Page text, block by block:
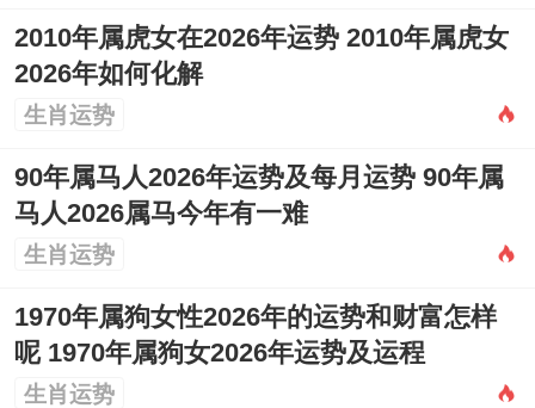
2010年属虎女在2026年运势 2010年属虎女
2026年如何化解
生肖运势
90年属马人2026年运势及每月运势 90年属
马人2026属马今年有一难
生肖运势
1970年属狗女性2026年的运势和财富怎样
呢 1970年属狗女2026年运势及运程
生肖运势